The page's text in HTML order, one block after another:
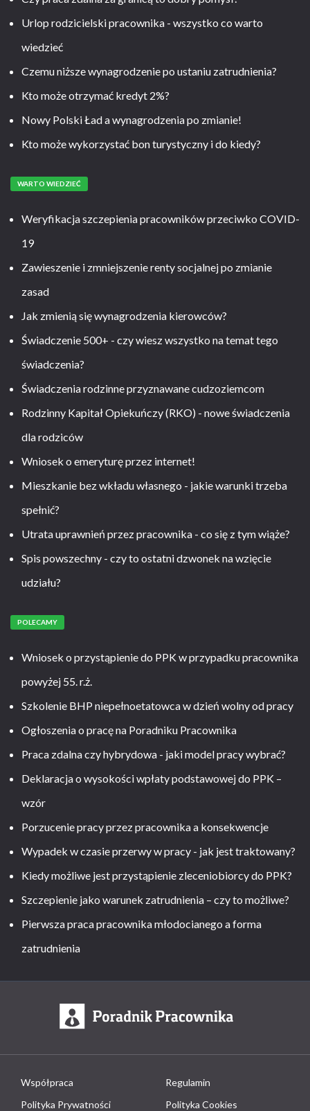
Urlop rodzicielski pracownika - wszystko co warto
wiedzieć
Czemu niższe wynagrodzenie po ustaniu zatrudnienia?
Kto może otrzymać kredyt 2%?
Nowy Polski Ład a wynagrodzenia po zmianie!
Kto może wykorzystać bon turystyczny i do kiedy?
WARTO WIEDZIEĆ
Weryfikacja szczepienia pracowników przeciwko COVID-
19
Zawieszenie i zmniejszenie renty socjalnej po zmianie
zasad
Jak zmienią się wynagrodzenia kierowców?
Świadczenie 500+ - czy wiesz wszystko na temat tego
świadczenia?
Świadczenia rodzinne przyznawane cudzoziemcom
Rodzinny Kapitał Opiekuńczy (RKO) - nowe świadczenia
dla rodziców
Wniosek o emeryturę przez internet!
Mieszkanie bez wkładu własnego - jakie warunki trzeba
spełnić?
Utrata uprawnień przez pracownika - co się z tym wiąże?
Spis powszechny - czy to ostatni dzwonek na wzięcie
udziału?
POLECAMY
Wniosek o przystąpienie do PPK w przypadku pracownika
powyżej 55. r.ż.
Szkolenie BHP niepełnoetatowca w dzień wolny od pracy
Ogłoszenia o pracę na Poradniku Pracownika
Praca zdalna czy hybrydowa - jaki model pracy wybrać?
Deklaracja o wysokości wpłaty podstawowej do PPK –
wzór
Porzucenie pracy przez pracownika a konsekwencje
Wypadek w czasie przerwy w pracy - jak jest traktowany?
Kiedy możliwe jest przystąpienie zleceniobiorcy do PPK?
Szczepienie jako warunek zatrudnienia – czy to możliwe?
Pierwsza praca pracownika młodocianego a forma
zatrudnienia
Współpraca
Regulamin
Polityka Prywatności
Polityka Cookies